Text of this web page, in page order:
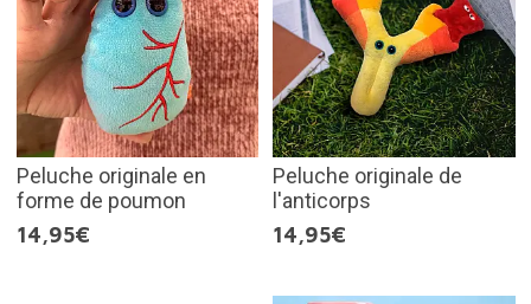
Peluche originale en
forme de poumon
14,95€
Peluche originale de
l'anticorps
14,95€